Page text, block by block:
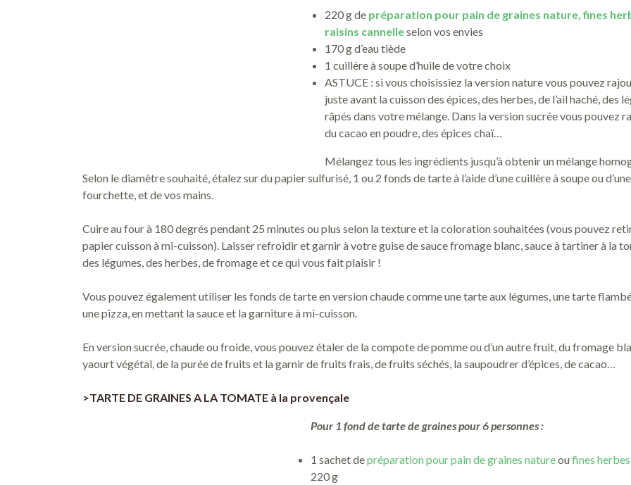
220 g de préparation pour pain de graines nature, fines
raisins cannelleselon vos envies
170 g d’eau tiède
1 cuillère à soupe d’huile de votre choix
ASTUCE : si vous choisissiez la version nature vous pouvez
juste avant la cuisson des épices, des herbes, de l’ail haché, des
râpés dans votre mélange. Dans la version sucrée vous pouvez
du cacao en poudre, des épices chaï…
Mélangez tous les ingrédients jusqu’à obtenir un mélange
Selon le diamètre souhaité, étalez sur du papier sulfurisé, 1 ou 2 fonds de tarte à l’aide d’une cuillère à soupe ou d’une
fourchette, et de vos mains.
Cuire au four à 180 degrés pendant 25 minutes ou plus selon la texture et la coloration souhaitées (vous pouvez
papier cuisson à mi-cuisson). Laisser refroidir et garnir à votre guise de sauce fromage blanc, sauce à tartiner à la
des légumes, des herbes, de fromage et ce qui vous fait plaisir !
Vous pouvez également utiliser les fonds de tarte en version chaude comme une tarte aux légumes, une tarte
une pizza, en mettant la sauce et la garniture à mi-cuisson.
En version sucrée, chaude ou froide, vous pouvez étaler de la compote de pomme ou d’un autre fruit, du fromage
yaourt végétal, de la purée de fruits et la garnir de fruits frais, de fruits séchés, la saupoudrer d’épices, de cacao…
>TARTE DE GRAINES A LA TOMATE à la provençale
Pour 1 fond de tarte de graines pour 6 personnes :
1 sachet depréparation pour pain de graines natureoufines herbes
220 g